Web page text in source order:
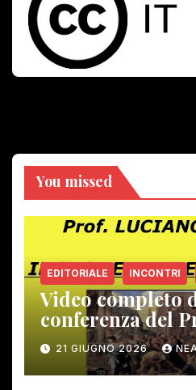
You missed
EDITORIALE INCONTRI
Video completo
conferenza del
12 giugno scorso
21 GIUGNO 2026